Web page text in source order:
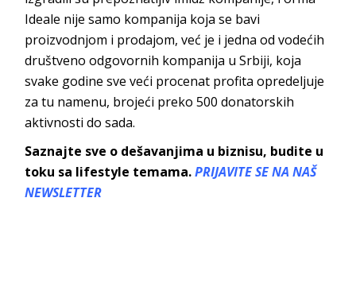
Ideale nije samo kompanija koja se bavi
proizvodnjom i prodajom, već je i jedna od vodećih
društveno odgovornih kompanija u Srbiji, koja
svake godine sve veći procenat profita opredeljuje
za tu namenu, brojeći preko 500 donatorskih
aktivnosti do sada.
Saznajte sve o dešavanjima u biznisu, budite u
toku sa lifestyle temama.PRIJAVITE SE NA NAŠ
NEWSLETTER